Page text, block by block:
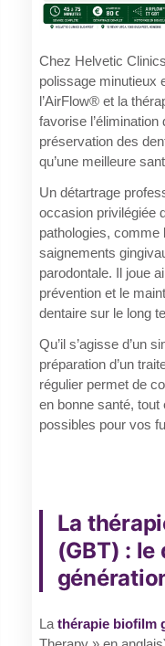
Chez Helvetic
polissage minutieux
l’AirFlow® et la
favorise
préservation des
qu’une meilleure
Un détartrage
occasion privilégiée
pathologies, comme
saignements
parodontale. Il joue
prévention et le
dentaire sur le long
Qu’il s’agisse d’un
préparation d’un
régulier permet de
en bonne santé,
possibles pour vos
La
(GBT) :
La thérapie biofilm